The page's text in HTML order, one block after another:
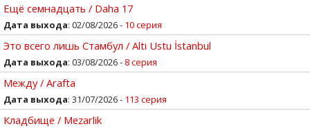
Ещё семнадцать / Daha 17
Дата выхода: 02/08/2026 - 10 серия
Это всего лишь Стамбул / Altı Ustu İstanbul
Дата выхода: 03/08/2026 - 8 серия
Между / Arafta
Дата выхода: 31/07/2026 - 113 серия
Кладбище / Mezarlik